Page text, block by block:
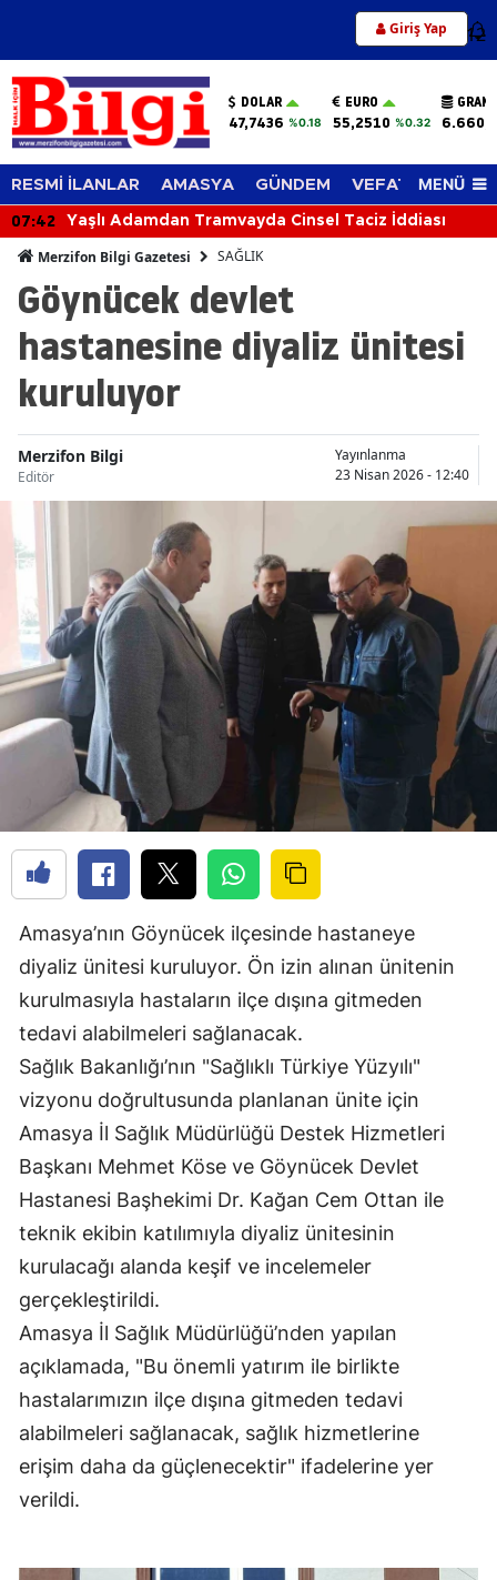
Giriş Yap 12
DOLAR
47,7436 %0.18
EURO
55,2510 %0.32
RESMİ İLANLAR AMASYA GÜNDEM VEFAT EDENLER
MENÜ
07:42 Yaşlı Adamdan Tramvayda Cinsel Taciz İddiası
Merzifon Bilgi Gazetesi SAĞLIK
Göynücek devlet
hastanesine diyaliz ünitesi
kuruluyor
Merzifon Bilgi
Editör
Yayınlanma
23 Nisan 2026 - 12:40
Amasya’nın Göynücek ilçesinde hastaneye
diyaliz ünitesi kuruluyor. Ön izin alınan ünitenin
kurulmasıyla hastaların ilçe dışına gitmeden
tedavi alabilmeleri sağlanacak.
Sağlık Bakanlığı’nın "Sağlıklı Türkiye Yüzyılı"
vizyonu doğrultusunda planlanan ünite için
Amasya İl Sağlık Müdürlüğü Destek Hizmetleri
Başkanı Mehmet Köse ve Göynücek Devlet
Hastanesi Başhekimi Dr. Kağan Cem Ottan ile
teknik ekibin katılımıyla diyaliz ünitesinin
kurulacağı alanda keşif ve incelemeler
gerçekleştirildi.
Amasya İl Sağlık Müdürlüğü’nden yapılan
açıklamada, "Bu önemli yatırım ile birlikte
hastalarımızın ilçe dışına gitmeden tedavi
alabilmeleri sağlanacak, sağlık hizmetlerine
erişim daha da güçlenecektir" ifadelerine yer
verildi.